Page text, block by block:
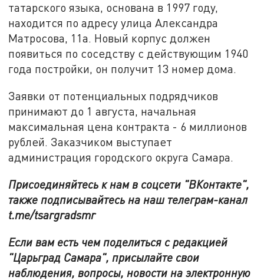
татарского языка, основана в 1997 году,
находится по адресу улица Александра
Матросова, 11а. Новый корпус должен
появиться по соседству с действующим 1940
года постройки, он получит 13 номер дома.
Заявки от потенциальных подрядчиков
принимают до 1 августа, начальная
максимальная цена контракта - 6 миллионов
рублей. Заказчиком выступает
администрация городского округа Самара.
Присоединяйтесь к нам в соцсети "ВКонтакте",
также подписывайтесь на наш телеграм-канал
t.me/tsargradsmr
Если вам есть чем поделиться с редакцией
"Царьград Самара", присылайте свои
наблюдения, вопросы, новости на электронную